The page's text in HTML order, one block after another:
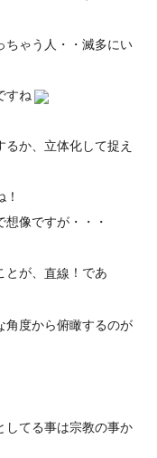
ちゃう人・・滅多にい
すね
るか、立体化して捉え
像ですが・・・
が、 直線 ！であ
角度から俯瞰するのが
してる事は宗教の事か